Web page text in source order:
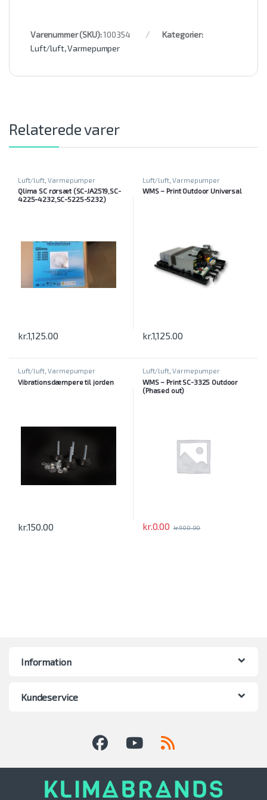
Varenummer (SKU):100354
Kategorier:
Luft/luft,Varmepumper
Relaterede varer
Luft/luft,Varmepumper
Qlima SC rørsæt (SC-JA2519,SC-
4225-4232,SC-5225-5232)
kr.1,125.00
Luft/luft,Varmepumper
WMS – Print Outdoor Universal
kr.1,125.00
Luft/luft,Varmepumper
Vibrationsdæmpere til jorden
kr.150.00
Luft/luft,Varmepumper
WMS – Print SC-3325 Outdoor
(Phased out)
kr.0.00 kr.900.00
Information
Kundeservice